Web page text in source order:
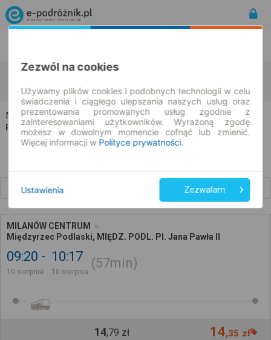
10.08.2026 | -- : --
Milanów → Międzyrzec Podlaski
Rozkład jazdy i bilety
MILANÓW CENTRUM
Międzyrzec Podlaski, MIĘDZ. PODL. Pl. Jana Pawła II
09:20
10 sierpnia
10:17
10 sierpnia
57min
14,79 zł 14,35 zł
Zezwól na cookies
Używamy plików cookies i podobnych technologii w celu
świadczenia i ciągłego ulepszania naszych usług oraz
prezentowania promowanych usług zgodnie z
zainteresowaniami użytkowników. Wyrażoną zgodę
możesz w dowolnym momencie cofnąć lub zmienić.
Więcej informacji w Polityce prywatności.
Ustawienia Zezwalam